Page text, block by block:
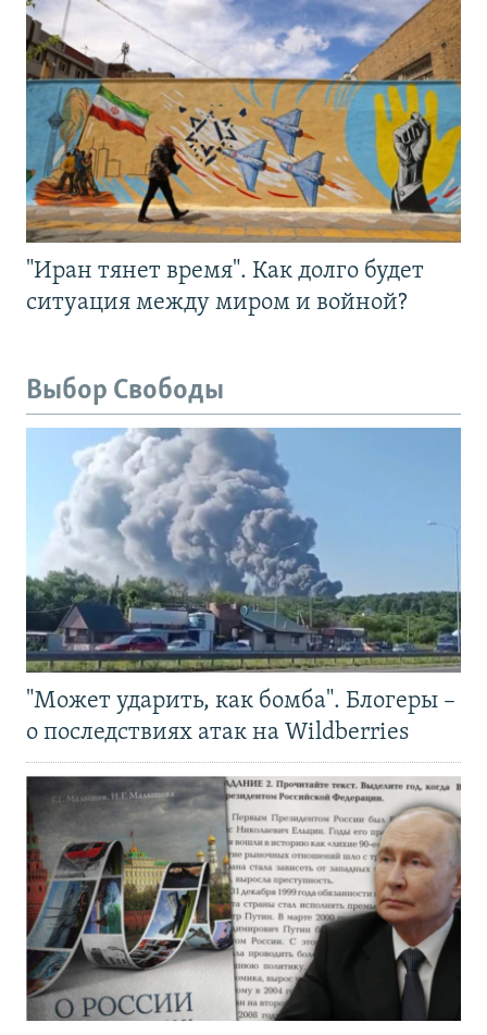
"Иран тянет время". Как долго будет
ситуация между миром и войной?
Выбор Свободы
"Может ударить, как бомба". Блогеры –
о последствиях атак на Wildberries